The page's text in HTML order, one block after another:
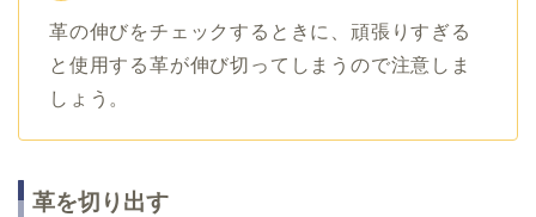
革の伸びをチェックするときに、頑張りすぎる
と使用する革が伸び切ってしまうので注意しま
しょう。
革を切り出す